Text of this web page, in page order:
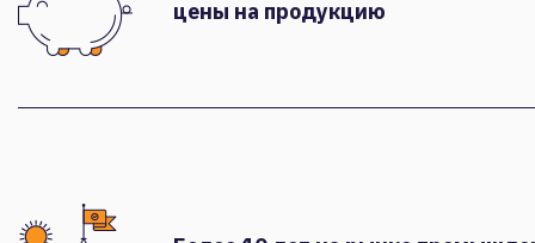
цены на продукцию